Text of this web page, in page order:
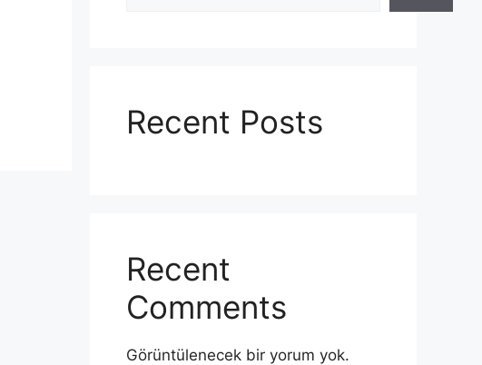
Recent Posts
Recent
Comments
Görüntülenecek bir yorum yok.